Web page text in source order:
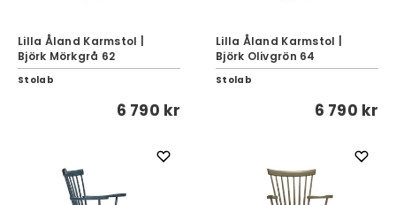
Lilla Åland Karmstol |
Björk Mörkgrå 62
Stolab
6 790 kr
Lilla Åland Karmstol |
Björk Olivgrön 64
Stolab
6 790 kr